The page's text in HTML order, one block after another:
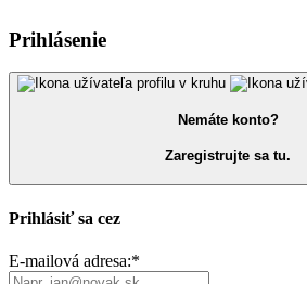
Prihlásenie
Nemáte konto?
Zaregistrujte sa tu.
Prihlásiť sa cez
E-mailová adresa:*